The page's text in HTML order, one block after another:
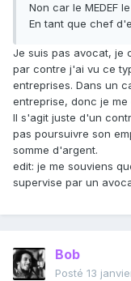
Non car le MEDEF
En tant que chef
Je suis pas avocat, je
par contre j'ai vu ce
entreprises. Dans un
entreprise, donc je
Il s'agit juste d'un
pas poursuivre son
somme d'argent.
edit: je me souviens
supervise par un
Bob
Posté 13